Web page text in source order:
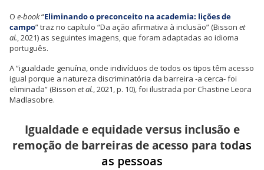
O e-book“Eliminando o preconceito na academia: lições de
campo” traz no capítulo “Da ação afirmativa à inclusão” (Bisson et
al., 2021) as seguintes imagens, que foram adaptadas ao idioma
português.
A “igualdade genuína, onde indivíduos de todos os tipos têm acesso
igual porque a natureza discriminatória da barreira -a cerca- foi
eliminada” (Bisson et al., 2021, p. 10), foi ilustrada por Chastine Leora
Madlasobre.
Igualdade e equidade versus inclusão e
remoção de barreiras de acesso para todas
as pessoas